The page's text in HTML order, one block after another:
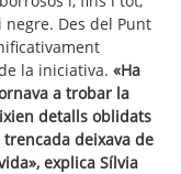
Des del Punt
la iniciativa. «Ha
a trobar la
detalls oblidats
deixava de
explica Sílvia